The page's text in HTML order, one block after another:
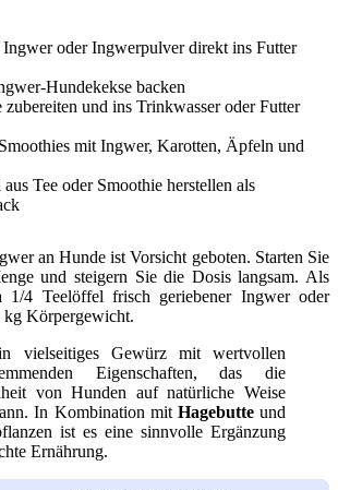
Ingwer oder Ingwerpulver direkt ins Futter
Hundekekse backen
und ins Trinkwasser oder Futter
mit Ingwer, Karotten, Äpfeln und
Tee oder Smoothie herstellen als
an Hunde ist Vorsicht geboten. Starten Sie
und steigern Sie die Dosis langsam. Als
1/4 Teelöffel frisch geriebener Ingwer oder
Körpergewicht.
vielseitiges Gewürz mit wertvollen
Eigenschaften, das die
von Hunden auf natürliche Weise
In Kombination mit Hagebutteund
ist es eine sinnvolle Ergänzung
Ernährung.